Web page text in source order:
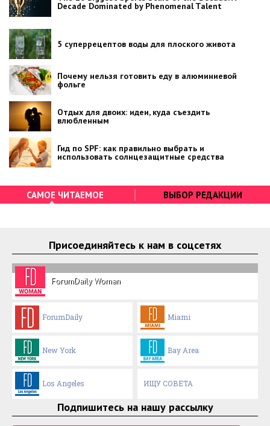
Decade Dominated by Phenomenal Talent
5 суперрецептов воды для плоского живота
Почему нельзя готовить еду в алюминиевой
фольге
Отдых для двоих: идеи, куда съездить
влюбленным
Гид по SPF: как правильно выбрать и
использовать солнцезащитные средства
САМОЕ ЧИТАЕМОЕ ВЫБОР РЕДАКЦИИ
Присоединяйтесь к нам в соцсетях
ForumDaily Woman
ForumDaily Miami
New York Bay Area
Los Angeles ИЩУ СОВЕТА
Подпишитесь на нашу рассылку